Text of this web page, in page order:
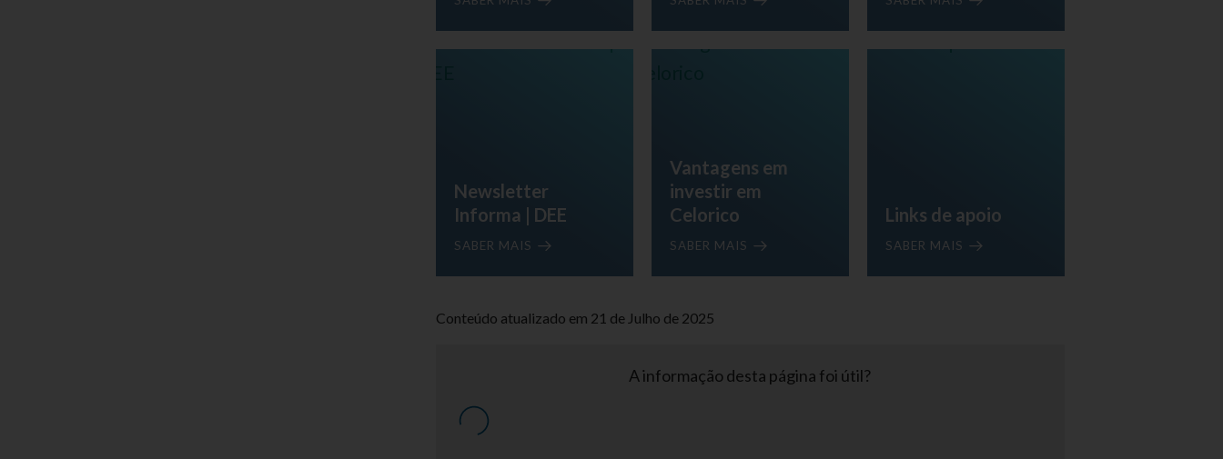
Newsletter
Informa | DEE
SABER MAIS
Vantagens em
investir em
Celorico
SABER MAIS
Links de apoio
SABER MAIS
Conteúdo atualizado em 21 de Julho de 2025
A informação desta página foi útil?